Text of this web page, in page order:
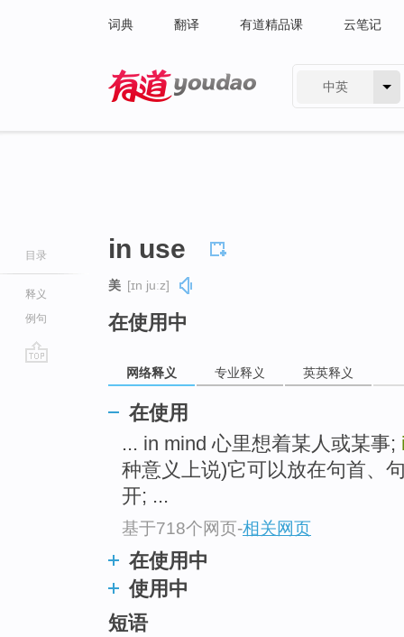
词典 翻译 有道精品课 云笔记
中英
目录
释义
例句
in use
美 [ɪn juːz]
在使用中
网络释义 专业释义 英英释义
在使用
... in mind 心里想着某人或某事;
种意义上说)它可以放在句首、
开; ...
基于718个网页-相关网页
在使用中
使用中
短语